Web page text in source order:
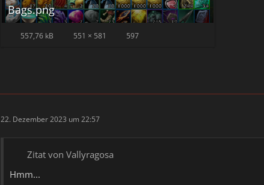
Bags.png
557,76 kB 551 × 581 597
22. Dezember 2023 um 22:57
Zitat von Vallyragosa
Hmm...